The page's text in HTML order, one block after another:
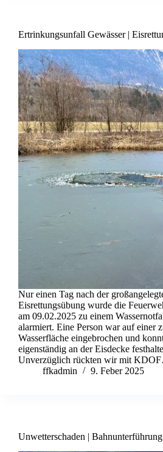
Ertrinkungsunfall Gewässer |
Nur einen Tag nach der
Eisrettungsübung wurde die
am 09.02.2025 zu einem
alarmiert. Eine Person war auf einer
Wasserfläche eingebrochen und
eigenständig an der Eisdecke
Unverzüglich rückten wir mit
ffkadmin
9. Feber 2025
Unwetterschaden |